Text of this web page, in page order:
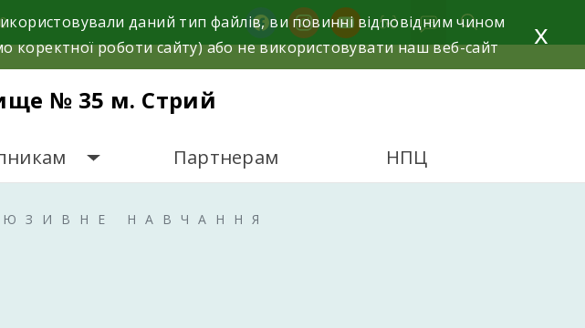
facebookinstagramyoutube
№ 35 м. Стрий
Партнерам НПЦ
НАВЧАННЯ
даний тип файлів, ви повинні відповідним чином
роботи сайту) або не використовувати наш веб-сайт
x